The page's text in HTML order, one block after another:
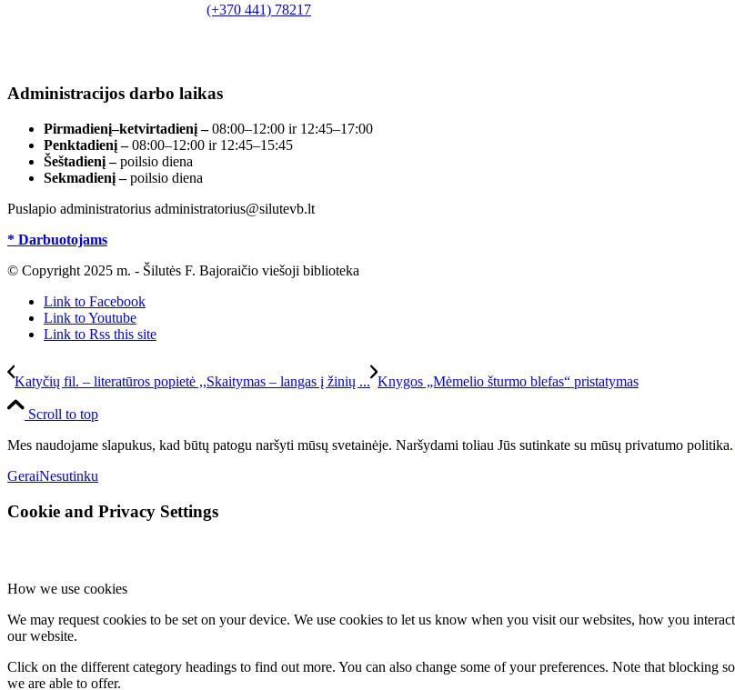
(+370 441) 78217
Administracijos darbo laikas
Pirmadienį–ketvirtadienį –08:00–12:00 ir 12:45–17:00
Penktadienį –08:00–12:00 ir 12:45–15:45
Šeštadienį –poilsio diena
Sekmadienį –poilsio diena
Puslapio administratorius administratorius@silutevb.lt
* Darbuotojams
© Copyright 2025 m. - Šilutės F. Bajoraičio viešoji biblioteka
Link to Facebook
Link to Youtube
Link to Rss this site
Katyčių fil. – literatūros popietė ,,Skaitymas – langas į žinių ... Knygos „Mėmelio šturmo blefas“ pristatymas
Scroll to top
Mes naudojame slapukus, kad būtų patogu naršyti mūsų svetainėje. Naršydami toliau Jūs sutinkate su mūsų privatumo politika.
GeraiNesutinku
Cookie and Privacy Settings
How we use cookies
We may request cookies to be set on your device. We use cookies to let us know when you visit our websites, how you
our website.
Click on the different category headings to find out more. You can also change some of your preferences. Note that blocking
we are able to offer.